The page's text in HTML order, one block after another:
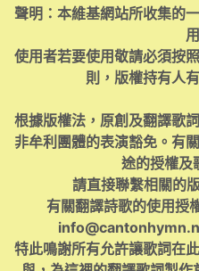
聲明：本維基網站所收集的
使用者若要使用敬請必須按
則，版權持有人
根據版權法，原創及翻譯歌
非牟利團體的表演豁免。有
途的授權及
請直接聯繫相關的
有關翻譯詩歌的使用授
特此鳴謝所有允許讓歌詞在